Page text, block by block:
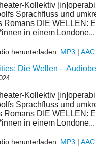
Kollektiv
Sprachfluss und
Romans DIE WELLEN:
in einem Londone...
herunterladen: MP3 | AAC
Die Wellen –
Kollektiv
Sprachfluss und
Romans DIE WELLEN:
in einem Londone...
herunterladen: MP3 | AAC